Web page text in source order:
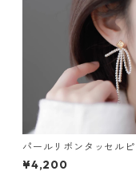
パールリボンタッセルピ
ス・イヤリング：668
¥4,200